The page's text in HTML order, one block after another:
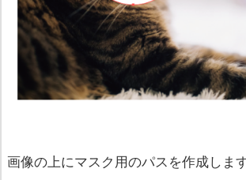
画像の上にマスク用のパスを作成します